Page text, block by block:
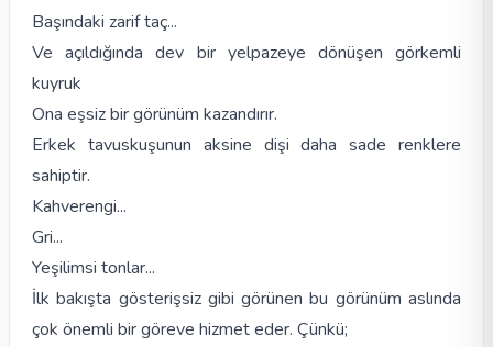
Başındaki zarif taç...
Ve açıldığında dev bir yelpazeye dönüşen görkemli
kuyruk
Ona eşsiz bir görünüm kazandırır.
Erkek tavuskuşunun aksine dişi daha sade renklere
sahiptir.
Kahverengi...
Gri...
Yeşilimsi tonlar...
İlk bakışta gösterişsiz gibi görünen bu görünüm aslında
çok önemli bir göreve hizmet eder. Çünkü;